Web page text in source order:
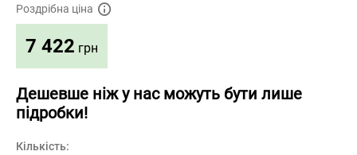
Роздрібна ціна
7 422 грн
Дешевше ніж у нас можуть бути лише
підробки!
Кількість: